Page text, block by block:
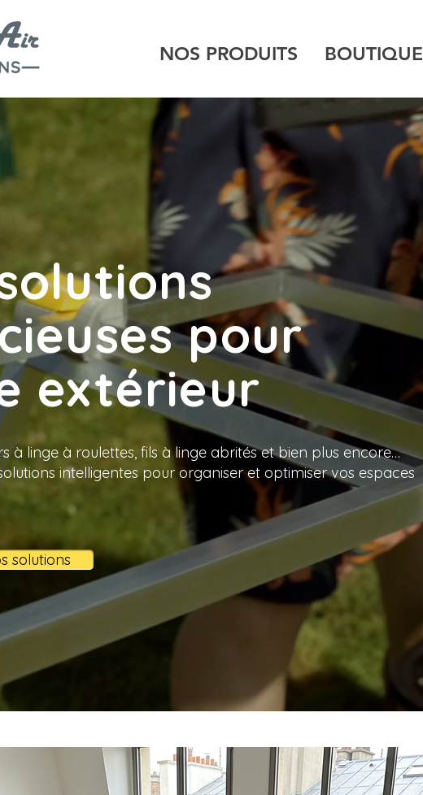
NOS PRODUITS BOUTIQUE
pour
extérieur
à linge à roulettes, fils à linge abrités et bien plus encore…
intelligentes pour organiser et optimiser vos espaces
solutions